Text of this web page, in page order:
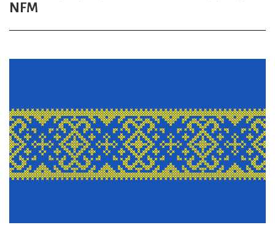
NFM